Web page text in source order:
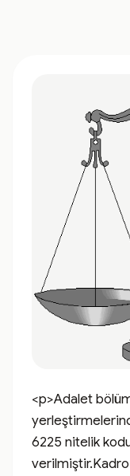
<p>Adalet
6225 nitelik
verilmiştir.Kadro